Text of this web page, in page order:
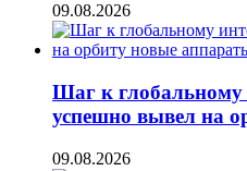
09.08.2026
Шаг к глобальному
успешно вывел на
09.08.2026